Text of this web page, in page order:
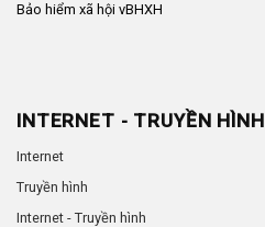
Bảo hiểm xã hội vBHXH
INTERNET - TRUYỀN HÌNH
Internet
Truyền hình
Internet - Truyền hình